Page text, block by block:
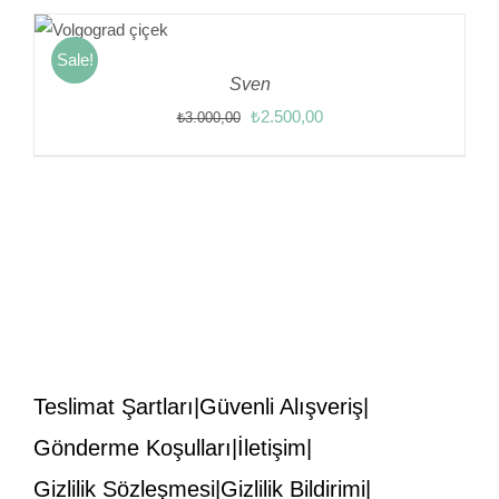
Sale!
Sven
₺3.000,00
Orijinal
₺2.500,00Şu
Teslimat Şartları Güvenli Alışveriş
Gönderme Koşulları İletişim
Gizlilik Sözleşmesi Gizlilik Bildirimi